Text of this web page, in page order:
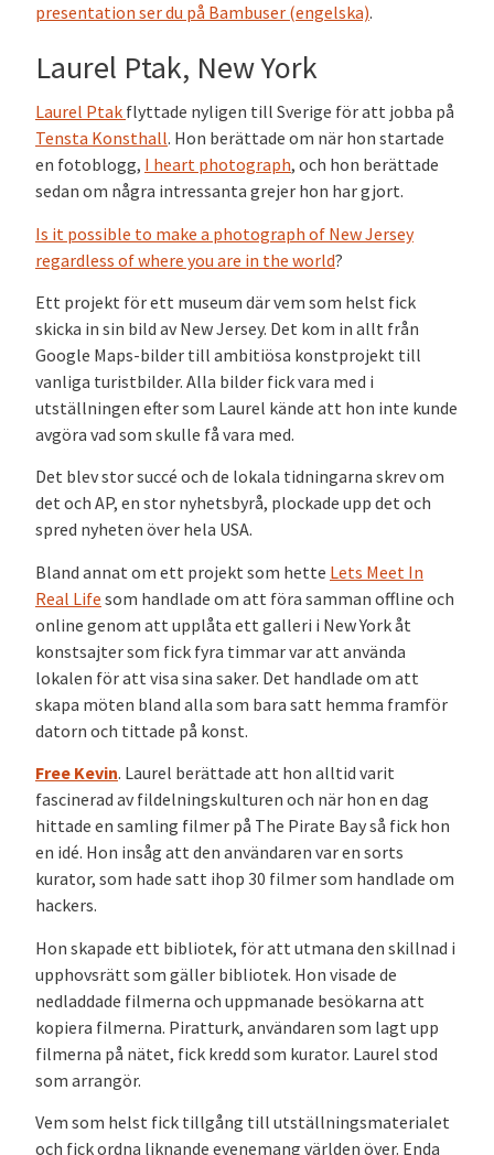
presentation ser du på Bambuser (engelska).
Laurel Ptak, New York
Laurel Ptak flyttade nyligen till Sverige för att jobba på
Tensta Konsthall. Hon berättade om när hon startade
en fotoblogg, I heart photograph, och hon berättade
sedan om några intressanta grejer hon har gjort.
Is it possible to make a photograph of New Jersey
regardless of where you are in the world?
Ett projekt för ett museum där vem som helst fick
skicka in sin bild av New Jersey. Det kom in allt från
Google Maps-bilder till ambitiösa konstprojekt till
vanliga turistbilder. Alla bilder fick vara med i
utställningen efter som Laurel kände att hon inte kunde
avgöra vad som skulle få vara med.
Det blev stor succé och de lokala tidningarna skrev om
det och AP, en stor nyhetsbyrå, plockade upp det och
spred nyheten över hela USA.
Bland annat om ett projekt som hette Lets Meet In
Real Life som handlade om att föra samman offline och
online genom att upplåta ett galleri i New York åt
konstsajter som fick fyra timmar var att använda
lokalen för att visa sina saker. Det handlade om att
skapa möten bland alla som bara satt hemma framför
datorn och tittade på konst.
Free Kevin. Laurel berättade att hon alltid varit
fascinerad av fildelningskulturen och när hon en dag
hittade en samling filmer på The Pirate Bay så fick hon
en idé. Hon insåg att den användaren var en sorts
kurator, som hade satt ihop 30 filmer som handlade om
hackers.
Hon skapade ett bibliotek, för att utmana den skillnad i
upphovsrätt som gäller bibliotek. Hon visade de
nedladdade filmerna och uppmanade besökarna att
kopiera filmerna. Piratturk, användaren som lagt upp
filmerna på nätet, fick kredd som kurator. Laurel stod
som arrangör.
Vem som helst fick tillgång till utställningsmaterialet
och fick ordna liknande evenemang världen över. Enda